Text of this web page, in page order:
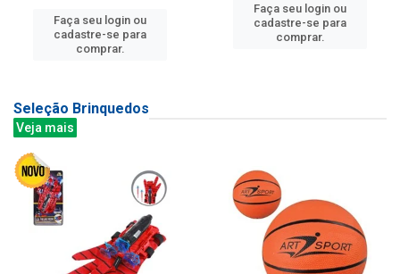
Faça seu login ou
cadastre-se para
comprar.
Faça seu login ou
cadastre-se para
comprar.
Seleção Brinquedos
Veja mais